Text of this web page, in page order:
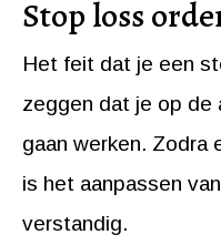
Stop loss
Het feit dat je een
zeggen dat je op de
gaan werken. Zodra
is het aanpassen
verstandig.